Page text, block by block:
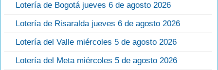
Lotería de Bogotá jueves 6 de agosto 2026
Lotería de Risaralda jueves 6 de agosto 2026
Lotería del Valle miércoles 5 de agosto 2026
Lotería del Meta miércoles 5 de agosto 2026